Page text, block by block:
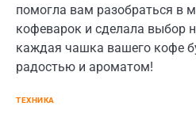
помогла вам разобраться в
кофеварок и сделала выбор
каждая чашка вашего кофе
радостью и ароматом!
ТЕХНИКА